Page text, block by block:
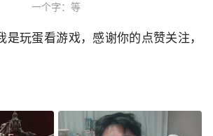
一个字：等
是玩蛋看游戏，感谢你的点赞关注，